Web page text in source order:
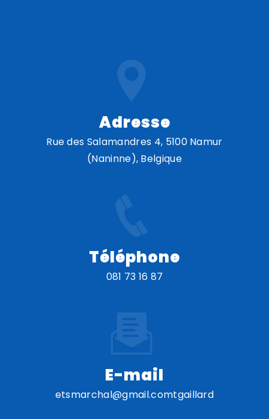
Adresse
Rue des Salamandres 4, 5100 Namur
(Naninne), Belgique
Téléphone
081 73 16 87
E-mail
etsmarchal@gmail.comtgaillard